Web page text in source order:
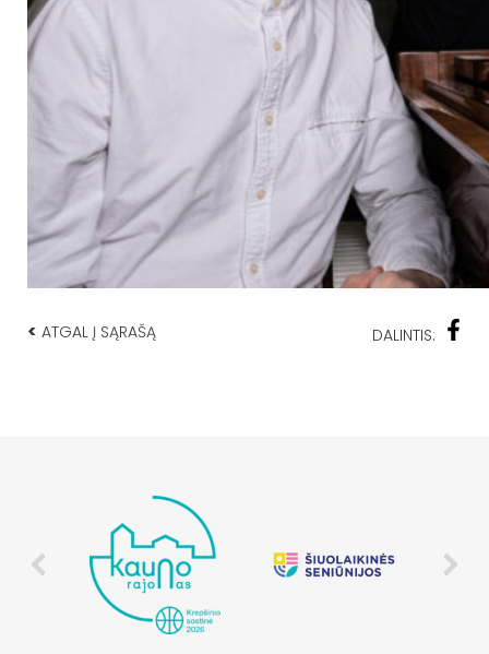
< ATGAL Į SĄRAŠĄ DALINTIS: